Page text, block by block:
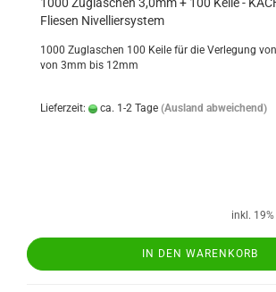
Fliesen Nivelliersystem
1000 Zuglaschen 100 Keile für die Verlegung
von 3mm bis 12mm
Lieferzeit: ca. 1-2 Tage (Ausland abweichend)
inkl.
IN DEN WARENKORB